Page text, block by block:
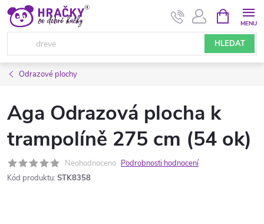
Přejít
obsah
HLEDAT
NÁKUPNÍ
KOŠÍK
Odrazové plochy
Aga Odrazová plocha k
trampolíně 275 cm (54 ok)
Neohodnoceno Podrobnosti hodnocení
Kód produktu: STK8358